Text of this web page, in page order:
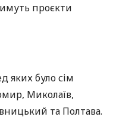
проєкти
яких було сім
Миколаїв,
та Полтава.